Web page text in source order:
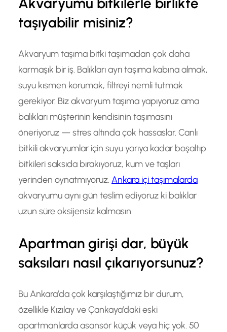
taşıyabilir misiniz?
Akvaryum taşıma bitki taşımadan çok daha
karmaşık bir iş. Balıkları ayrı taşıma kabına almak,
suyu kısmen korumak, filtreyi nemli tutmak
gerekiyor. Biz akvaryum taşıma yapıyoruz ama
balıkları müşterinin kendisinin taşımasını
öneriyoruz — stres altında çok hassaslar. Canlı
bitkili akvaryumlar için suyu yarıya kadar boşaltıp
bitkileri saksıda bırakıyoruz, kum ve taşları
yerinden oynatmıyoruz. Ankara içi taşımalarda
akvaryumu aynı gün teslim ediyoruz ki balıklar
uzun süre oksijensiz kalmasın.
Apartman girişi dar, büyük
saksıları nasıl çıkarıyorsunuz?
Bu Ankara’da çok karşılaştığımız bir durum,
özellikle Kızılay ve Çankaya’daki eski
apartmanlarda asansör küçük veya hiç yok. 50